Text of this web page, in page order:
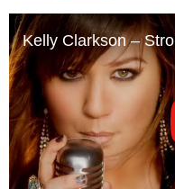
Kelly Clarkson –